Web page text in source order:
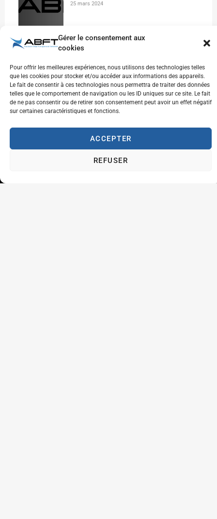
Gérer le consentement aux
cookies
Pour offrir les meilleures expériences, nous utilisons des technologies telles
que les cookies pour stocker et/ou accéder aux informations des appareils.
Le fait de consentir à ces technologies nous permettra de traiter des données
telles que le comportement de navigation ou les ID uniques sur ce site. Le fait
de ne pas consentir ou de retirer son consentement peut avoir un effet négatif
sur certaines caractéristiques et fonctions.
ACCEPTER
REFUSER
25 mars 2024
Canal WhatsApp – ABFT
14 mars 2024
Inscrivez-vous à notre newsletter pour recevoir